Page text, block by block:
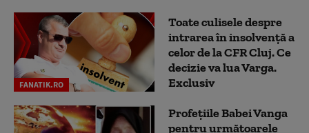
FANATIK.RO
Toate culisele despre
intrarea în insolvență a
celor de la CFR Cluj. Ce
decizie va lua Varga.
Exclusiv
Profețiile Babei Vanga
pentru următoarele